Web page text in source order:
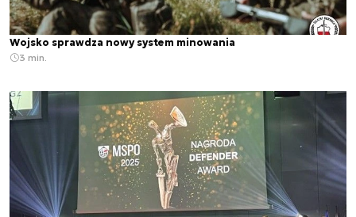
Wojsko sprawdza nowy system minowania
3 min.